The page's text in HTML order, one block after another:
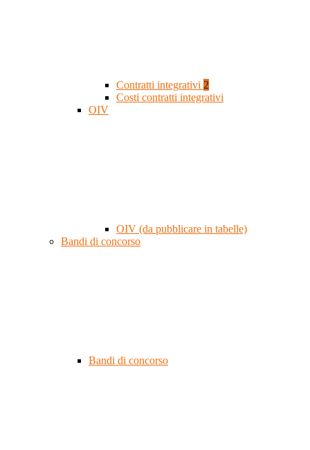
Contratti integrativi 2
Costi contratti integrativi
OIV
OIV (da pubblicare in tabelle)
Bandi di concorso
Bandi di concorso